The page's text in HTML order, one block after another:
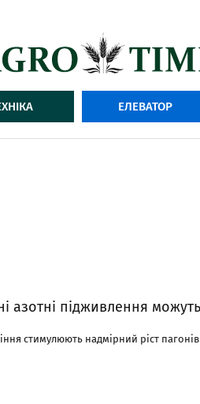
ЕЛЕВАТОР
азотні підживлення
стимулюють надмірний ріст пагонів